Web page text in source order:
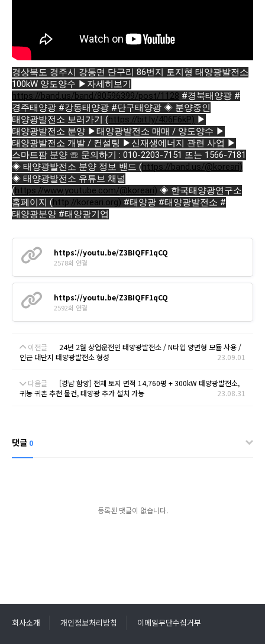
경상북도 경주시 강동면 단구리 86번지 토지형 태양광발전소
100kW 양도양수 ▶자세히보기
https://band.us/band/80596399/post/1128 #경북태양광 #
경주태양광 #강동태양광 #단구태양광 ◈ 분양중인
태양광발전소 보러가기 (https://bit.ly/406F6kP) ▶
태양광발전소 분양 ▶태양광발전소 매매 / 양도양수 ▶
태양광발전소 개발 / 컨설팅 ▶신재생에너지 관련 사업 ▶
스마트팜 분양 ☏ 문의하기 : 010-2203-7151 또는 1566-7181
◈ 태양광발전소 분양 정보 밴드 (https://band.us/@koreari)
◈ 태양광발전소 유튜브 채널
(https://www.youtube.com/@koreari) ◈ 한국태양광연구소
홈페이지 (http://koreari.org) #태양광 #태양광발전소 #
태양광분양 #태양광기업
https://youtu.be/Z3BIQFF1qCQ
2578회 연결
https://youtu.be/Z3BIQFF1qCQ
2592회 연결
이전글
24년 2월 상업운전인 태양광발전소 / N타입 양면형 모듈 사용 /
인근 대단지 태양광발전소 형성
23.09.01
다음글
[경남 함양] 전체 토지 면적 14,760평 + 300kW 태양광발전소,
귀농 귀촌 추천 물건, 태양광 추가 설치 가능
23.08.31
댓글 0
등록된 댓글이 없습니다.
회사소개 개인정보처리방침 이메일무단수집거부